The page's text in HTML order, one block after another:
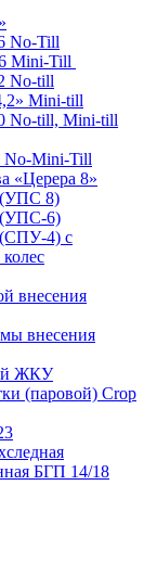
No-Till
Mini-Till
No-till
Mini-till
No-till, Mini-till
No-Mini-Till
«Церера 8»
(УПС 8)
(УПС-6)
(СПУ-4) с
внесения
внесения
ЖКУ
(паровой) Crop
БГП 14/18